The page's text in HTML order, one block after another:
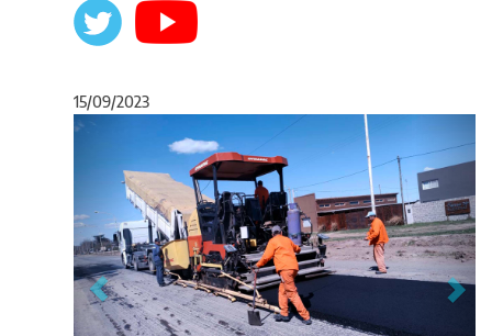
15/09/2023